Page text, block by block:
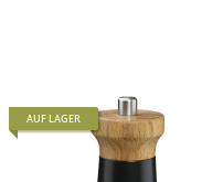
AUF LAGER